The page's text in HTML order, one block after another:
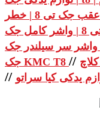
جک KMC T8 //
//